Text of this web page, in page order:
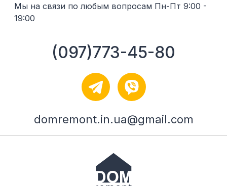
Мы на связи по любым вопросам Пн-Пт 9:00 -
19:00
(097)773-45-80
domremont.in.ua@gmail.com